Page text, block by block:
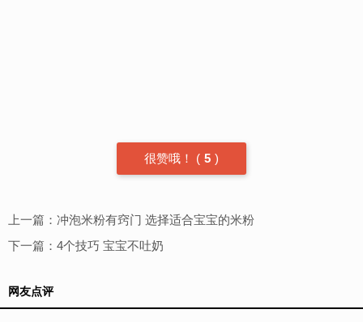
很赞哦！ ( 5 )
上一篇： 冲泡米粉有窍门 选择适合宝宝的米粉
下一篇： 4个技巧 宝宝不吐奶
网友点评